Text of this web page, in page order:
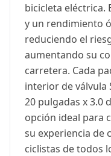
bicicleta eléctrica.
y un rendimiento
reduciendo el
aumentando su
carretera. Cada
interior de válvula
20 pulgadas x 3.0
opción ideal para
su experiencia de
ciclistas de todos